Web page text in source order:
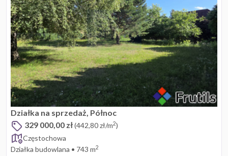
Działka na sprzedaż, Północ
329 000,00 zł(442,80 zł/m2)
Częstochowa
Działka budowlana • 743 m2